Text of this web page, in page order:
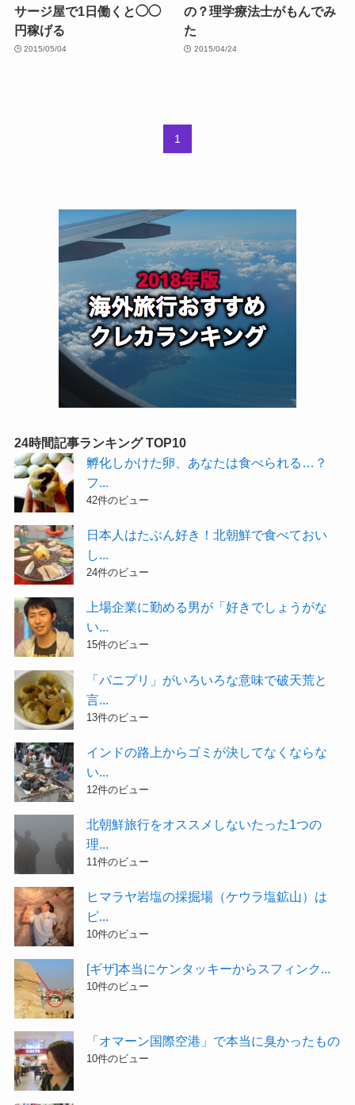
サージ屋で1日働くと◯◯
円稼げる
2015/05/04
の？理学療法士がもんでみ
た
2015/04/24
1
24時間記事ランキング TOP10
孵化しかけた卵、あなたは食べられる…？
フ...
42件のビュー
日本人はたぶん好き！北朝鮮で食べておい
し...
24件のビュー
上場企業に勤める男が「好きでしょうがな
い...
15件のビュー
「パニプリ」がいろいろな意味で破天荒と
言...
13件のビュー
インドの路上からゴミが決してなくならな
い...
12件のビュー
北朝鮮旅行をオススメしないたった1つの
理...
11件のビュー
ヒマラヤ岩塩の採掘場（ケウラ塩鉱山）は
ピ...
10件のビュー
[ギザ]本当にケンタッキーからスフィンク...
10件のビュー
「オマーン国際空港」で本当に臭かったもの
10件のビュー